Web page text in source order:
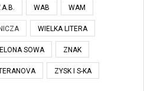
WAB WAM
WIELKA LITERA
SOWA ZNAK
ZYSK I S-KA